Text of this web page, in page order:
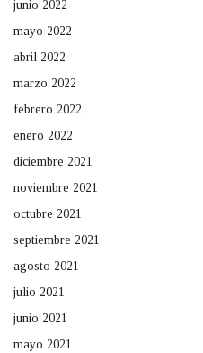
junio 2022
mayo 2022
abril 2022
marzo 2022
febrero 2022
enero 2022
diciembre 2021
noviembre 2021
octubre 2021
septiembre 2021
agosto 2021
julio 2021
junio 2021
mayo 2021